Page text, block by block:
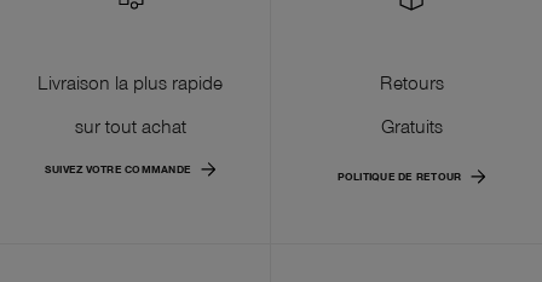
Livraison la plus rapide
sur tout achat
SUIVEZ VOTRE COMMANDE
Retours
Gratuits
POLITIQUE DE RETOUR